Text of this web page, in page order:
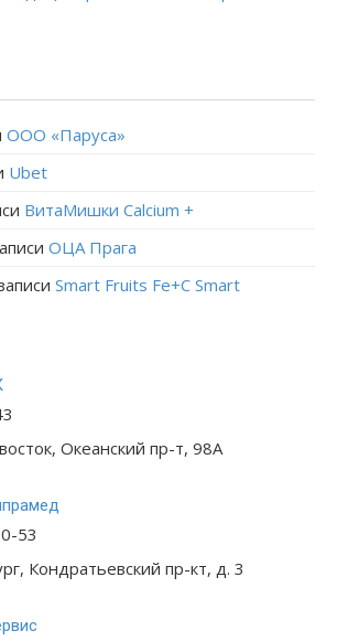
ООО «Паруса»
Ubet
ВитаМишки Calcium +
ОЦА Прага
Smart Fruits Fe+C Smart
Океанский пр-т, 98А
53
Кондратьевский пр-кт, д. 3